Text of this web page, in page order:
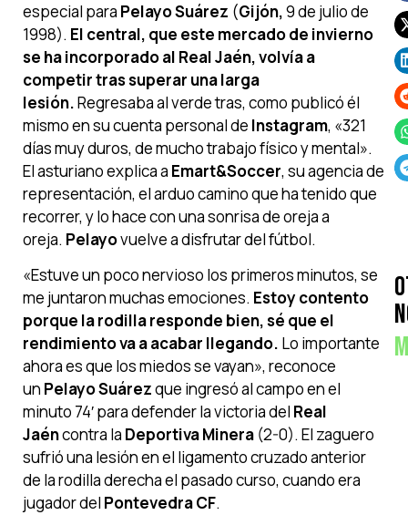
especial para Pelayo Suárez (Gijón,9 de julio de
1998). El central, que este mercado de invierno
se ha incorporado al Real Jaén, volvía a
competir tras superar una larga
lesión.Regresaba al verde tras, como publicó él
mismo en su cuenta personal de Instagram, «321
días muy duros, de mucho trabajo físico y mental».
El asturiano explica a Emart&Soccer, su agencia de
representación, el arduo camino que ha tenido que
recorrer, y lo hace con una sonrisa de oreja a
oreja. Pelayovuelve a disfrutar del fútbol.
«Estuve un poco nervioso los primeros minutos, se
me juntaron muchas emociones. Estoy contento
porque la rodilla responde bien, sé que el
rendimiento va a acabar llegando. Lo importante
ahora es que los miedos se vayan», reconoce
un Pelayo Suárezque ingresó al campo en el
minuto 74′ para defender la victoria del Real
Jaéncontra la Deportiva Minera (2-0). El zaguero
sufrió una lesión en el ligamento cruzado anterior
de la rodilla derecha el pasado curso, cuando era
jugador del Pontevedra CF.